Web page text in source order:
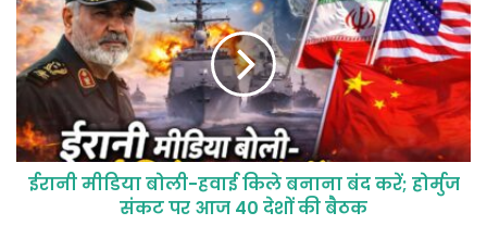
ईरानी मीडिया बोली-हवाई किले बनाना बंद करें; होर्मुज
संकट पर आज 40 देशों की बैठक